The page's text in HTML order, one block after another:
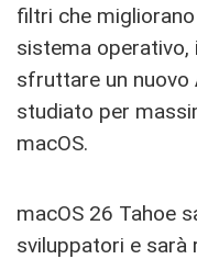
filtri che
sistema
sfruttare un nuovo
studiato per
macOS.
macOS 26 Tahoe
sviluppatori e sarà